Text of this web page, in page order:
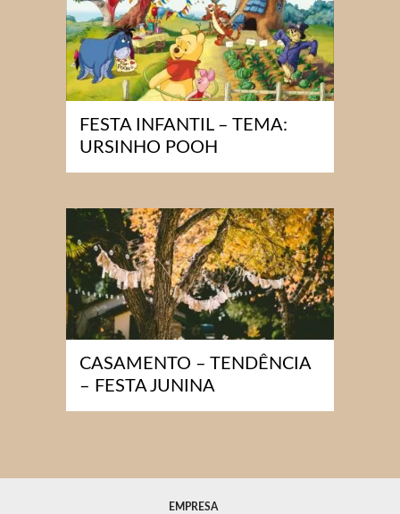
FESTA INFANTIL – TEMA:
URSINHO POOH
CASAMENTO – TENDÊNCIA
– FESTA JUNINA
EMPRESA